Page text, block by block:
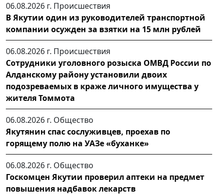
06.08.2026 г. Происшествия
В Якутии один из руководителей транспортной
компании осужден за взятки на 15 млн рублей
06.08.2026 г. Происшествия
Сотрудники уголовного розыска ОМВД России по
Алданскому району установили двоих
подозреваемых в краже личного имущества у
жителя Томмота
06.08.2026 г. Общество
Якутянин спас сослуживцев, проехав по
горящему полю на УАЗе «буханке»
06.08.2026 г. Общество
Госкомцен Якутии проверил аптеки на предмет
повышения надбавок лекарств